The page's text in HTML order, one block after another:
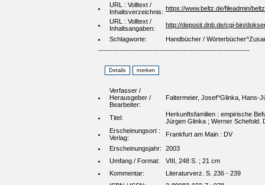
URL : Volltext /
Inhaltsverzeichnis: https://www.beltz.de/fileadmin/
URL : Volltext /
Inhaltsangaben:
http://deposit.dnb.de/cgi-bin/
Schlagworte:
Handbücher /
----------------------------------------------------------------
Verfasser /
Herausgeber /
Bearbeiter:
Faltermeier, Josef^Glinka, Hans-
Titel:
Herkunftsfamilien : empirische
Jürgen Glinka ; Werner Schefold.
Erscheinungsort :
Verlag:
Frankfurt am Main : DV
Erscheinungsjahr:
2003
Umfang / Format:
VIII, 248 S. ; 21 cm
Kommentar:
Literaturverz. S. 236 - 239